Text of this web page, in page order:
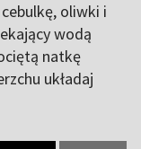
oliwki i
wodą
natkę
układaj